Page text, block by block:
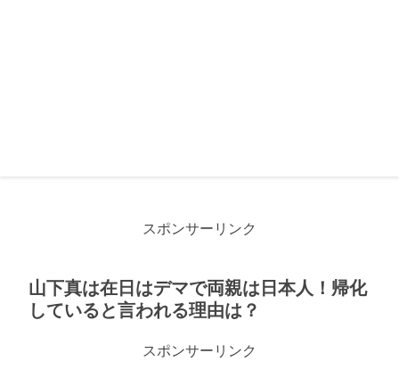
スポンサーリンク
山下真は在日はデマで両親は日本人！帰化
していると言われる理由は？
スポンサーリンク